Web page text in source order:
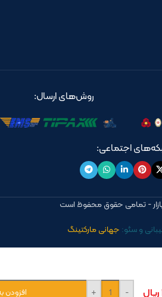
روش‌های ارسال:
اجتماعی:
و سئو: جهانی مارکتینگ
ریال -
+ افزودن